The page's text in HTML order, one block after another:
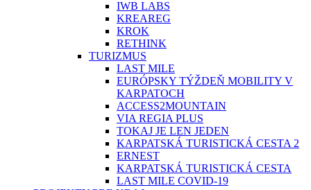
IWB LABS
KREAREG
KROK
RETHINK
TURIZMUS
LAST MILE
EURÓPSKY TÝŽDEŇ MOBILITY V
KARPATOCH
ACCESS2MOUNTAIN
VIA REGIA PLUS
TOKAJ JE LEN JEDEN
KARPATSKÁ TURISTICKÁ CESTA 2
ERNEST
KARPATSKÁ TURISTICKÁ CESTA
LAST MILE COVID-19